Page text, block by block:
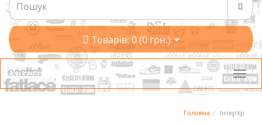
Товарів: 0 (0 грн.)
Категорії
Головна Інтер'єр